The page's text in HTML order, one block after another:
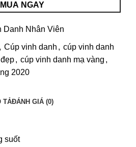
MUA NGAY
Danh Nhân Viên
, Cúp vinh danh , cúp vinh danh
, cúp vinh danh mạ vàng ,
2020
TẢĐÁNH GIÁ (0)
suốt